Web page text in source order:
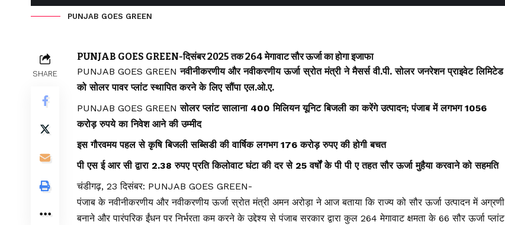
PUNJAB GOES GREEN
SHARE
PUNJAB GOES GREEN-दिसंबर 2025 तक 264 मेगावाट सौर ऊर्जा का होगा इजाफा
PUNJAB GOES GREENनवीनीकरणीय और नवीकरणीय ऊर्जा स्रोत मंत्री ने मैसर्स वी.पी. सोलर जनरेशन प्राइवेट लिमिटेड
को सोलर पावर प्लांट स्थापित करने के लिए सौंपा एल.ओ.ए.
PUNJAB GOES GREENसोलर प्लांट सालाना 400 मिलियन यूनिट बिजली का करेंगे उत्पादन; पंजाब में लगभग 1056
करोड़ रुपये का निवेश आने की उम्मीद
इस गौरवमय पहल से कृषि बिजली सब्सिडी की वार्षिक लगभग 176 करोड़ रुपए की होगी बचत
⁠पी एस ई आर सी द्वारा 2.38 रुपए प्रति किलोवाट घंटा की दर से 25 वर्षों के पी पी ए तहत सौर ऊर्जा मुहैया करवाने को सहमति
चंडीगढ़, 23 दिसंबर: PUNJAB GOES GREEN-
पंजाब के नवीनीकरणीय और नवीकरणीय ऊर्जा स्रोत मंत्री अमन अरोड़ा ने आज बताया कि राज्य को सौर ऊर्जा उत्पादन में अग्रणी
बनाने और पारंपरिक ईंधन पर निर्भरता कम करने के उद्देश्य से पंजाब सरकार द्वारा कुल 264 मेगावाट क्षमता के 66 सौर ऊर्जा प्लांट